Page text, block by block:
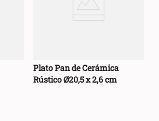
Plato Pan de Cerámica
Rústico Ø20,5 x 2,6 cm